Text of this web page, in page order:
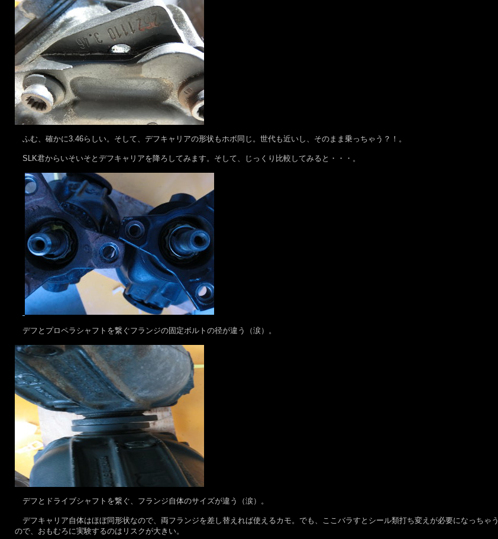
ふむ、確かに3.46らしい。そして、デフキャリアの形状もホボ同じ。世代も近いし、そのまま乗っちゃう？！。
SLK君からいそいそとデフキャリアを降ろしてみます。そして、じっくり比較してみると・・・。
デフとプロペラシャフトを繋ぐフランジの固定ボルトの径が違う（涙）。
デフとドライブシャフトを繋ぐ、フランジ自体のサイズが違う（涙）。
デフキャリア自体はほぼ同形状なので、両フランジを差し替えれば使えるカモ。でも、ここバラすとシール類打ち変えが必要になっちゃう
ので、おもむろに実験するのはリスクが大きい。